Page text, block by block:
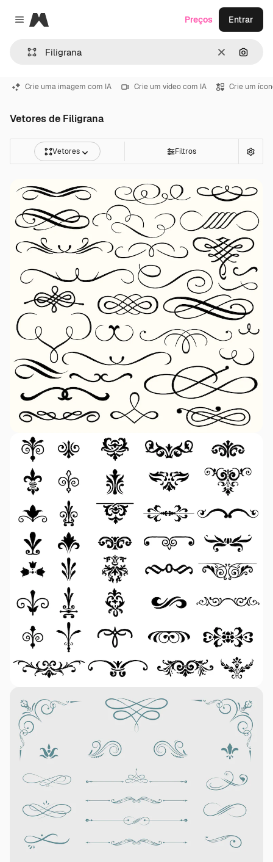
Close menu
Magnific
Limpar
Preços Entrar
Crie uma imagem com IA Crie um vídeo com IA Crie um
Vetores de Filigrana
Vetores Filtros